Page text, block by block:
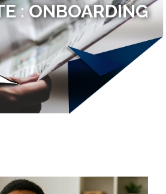
:ONBOARDING